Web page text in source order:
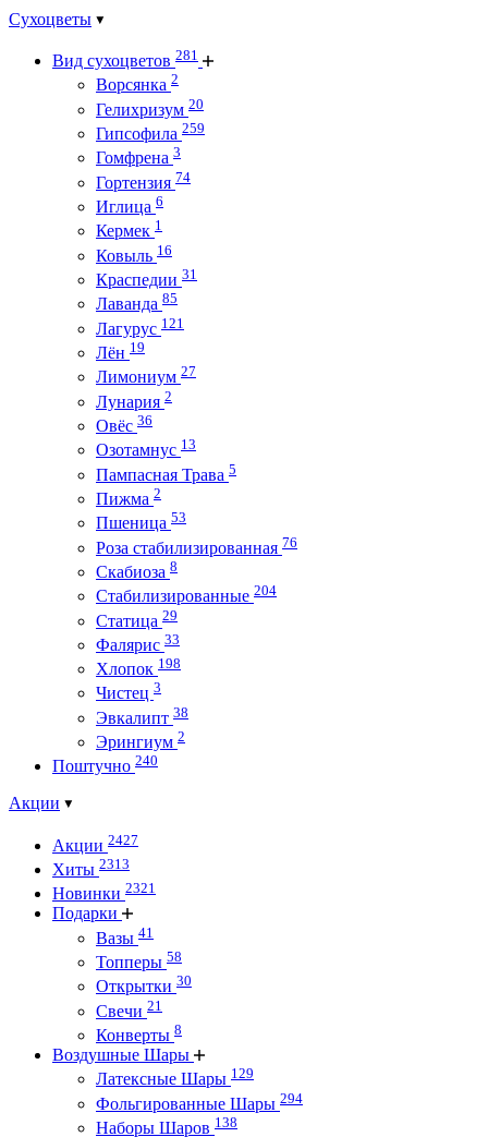
Сухоцветы
Вид сухоцветов 281
Ворсянка 2
Гелихризум 20
Гипсофила 259
Гомфрена 3
Гортензия 74
Иглица 6
Кермек 1
Ковыль 16
Краспедии 31
Лаванда 85
Лагурус 121
Лён 19
Лимониум 27
Лунария 2
Овёс 36
Озотамнус 13
Пампасная Трава 5
Пижма 2
Пшеница 53
Роза стабилизированная 76
Скабиоза 8
Стабилизированные 204
Статица 29
Фалярис 33
Хлопок 198
Чистец 3
Эвкалипт 38
Эрингиум 2
Поштучно 240
Акции
Акции 2427
Хиты 2313
Новинки 2321
Подарки
Вазы 41
Топперы 58
Открытки 30
Свечи 21
Конверты 8
Воздушные Шары
Латексные Шары 129
Фольгированные Шары 294
Наборы Шаров 138